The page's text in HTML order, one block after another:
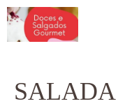
Pular
para
SALADA